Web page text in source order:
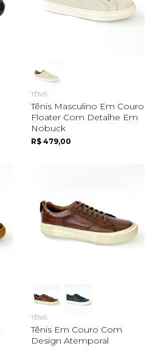
TÊNIS
Tênis Masculino Em Couro
Floater Com Detalhe Em
Nobuck
R$ 479,00
TÊNIS
Tênis Em Couro Com
Design Atemporal